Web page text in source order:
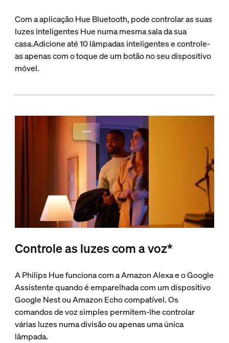
Com a aplicação Hue Bluetooth, pode controlar as suas
luzes inteligentes Hue numa mesma sala da sua
casa.Adicione até 10 lâmpadas inteligentes e controle-
as apenas com o toque de um botão no seu dispositivo
móvel.
Controle as luzes com a voz*
A Philips Hue funciona com a Amazon Alexa e o Google
Assistente quando é emparelhada com um dispositivo
Google Nest ou Amazon Echo compatível. Os
comandos de voz simples permitem-lhe controlar
várias luzes numa divisão ou apenas uma única
lâmpada.